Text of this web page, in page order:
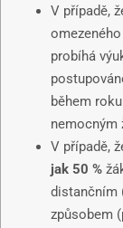
V případě,
probíhá
během
nemocným
V případě,
jak 50 %
distančním
způsobem